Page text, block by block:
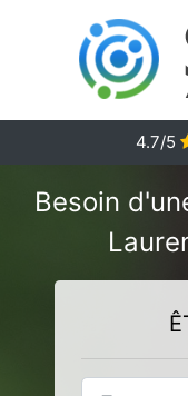
4.7/5
Besoin